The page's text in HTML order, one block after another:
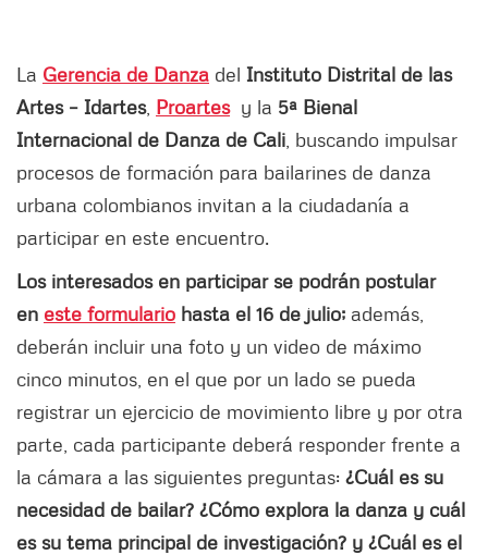
La Gerencia de Danza del Instituto Distrital de las
Artes – Idartes, Proartesy la 5ª Bienal
Internacional de Danza de Cali , buscando impulsar
procesos de formación para bailarines de danza
urbana colombianos invitan a la ciudadanía a
participar en este encuentro.
Los interesados en participar se podrán postular
en este formulario hasta el 16 de julio; además,
deberán incluir una foto y un video de máximo
cinco minutos, en el que por un lado se pueda
registrar un ejercicio de movimiento libre y por otra
parte, cada participante deberá responder frente a
la cámara a las siguientes preguntas: ¿Cuál es su
necesidad de bailar? ¿Cómo explora la danza y cuál
es su tema principal de investigación? y ¿Cuál es el